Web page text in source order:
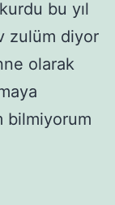
bu yıl
zulüm diyor
olarak
bilmiyorum